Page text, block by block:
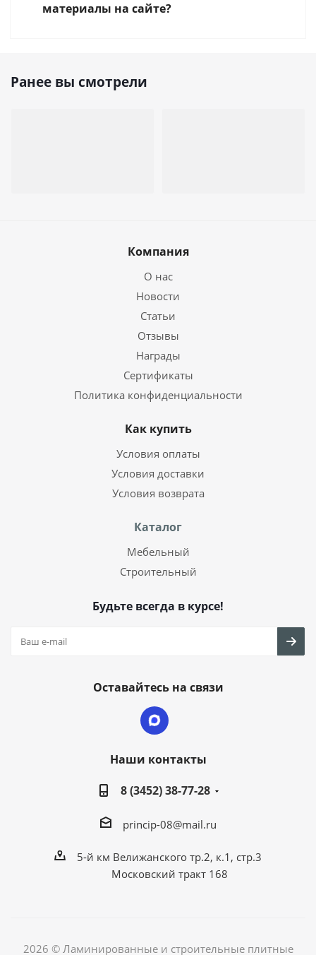
материалы на сайте?
Ранее вы смотрели
Компания
О нас
Новости
Статьи
Отзывы
Награды
Сертификаты
Политика конфиденциальности
Как купить
Условия оплаты
Условия доставки
Условия возврата
Каталог
Мебельный
Строительный
Будьте всегда в курсе!
Оставайтесь на связи
Наши контакты
8 (3452) 38-77-28
princip-08@mail.ru
5-й км Велижанского тр.2, к.1, стр.3
Московский тракт 168
2026 © Ламинированные и строительные плитные